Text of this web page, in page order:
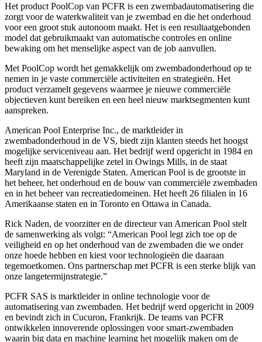
Het product PoolCop van PCFR is een zwembadautomatisering die
zorgt voor de waterkwaliteit van je zwembad en die het onderhoud
voor een groot stuk autonoom maakt. Het is een resultaatgebonden
model dat gebruikmaakt van automatische controles en online
bewaking om het menselijke aspect van de job aanvullen.
Met PoolCop wordt het gemakkelijk om zwembadonderhoud op te
nemen in je vaste commerciële activiteiten en strategieën. Het
product verzamelt gegevens waarmee je nieuwe commerciële
objectieven kunt bereiken en een heel nieuw marktsegmenten kunt
aanspreken.
American Pool Enterprise Inc., de marktleider in
zwembadonderhoud in de VS, biedt zijn klanten steeds het hoogst
mogelijke serviceniveau aan. Het bedrijf werd opgericht in 1984 en
heeft zijn maatschappelijke zetel in Owings Mills, in de staat
Maryland in de Verenigde Staten. American Pool is de grootste in
het beheer, het onderhoud en de bouw van commerciële zwembaden
en in het beheer van recreatiedomeinen. Het heeft 26 filialen in 16
Amerikaanse staten en in Toronto en Ottawa in Canada.
Rick Naden, de voorzitter en de directeur van American Pool stelt
de samenwerking als volgt: “American Pool legt zich toe op de
veiligheid en op het onderhoud van de zwembaden die we onder
onze hoede hebben en kiest voor technologieën die daaraan
tegemoetkomen. Ons partnerschap met PCFR is een sterke blijk van
onze langetermijnstrategie.”
PCFR SAS is marktleider in online technologie voor de
automatisering van zwembaden. Het bedrijf werd opgericht in 2009
en bevindt zich in Cucuron, Frankrijk. De teams van PCFR
ontwikkelen innoverende oplossingen voor smart-zwembaden
waarin big data en machine learning het mogelijk maken om de